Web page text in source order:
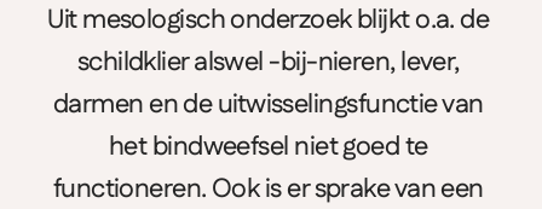
Uit mesologisch onderzoek blijkt o.a. de
schildklier alswel -bij-nieren, lever,
darmen en de uitwisselingsfunctie van
het bindweefsel niet goed te
functioneren. Ook is er sprake van een